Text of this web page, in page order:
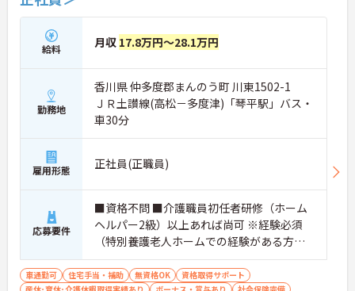
給料 月収 17.8万円～28.1万円
勤務地
香川県 仲多度郡まんのう町 川東1502-1
ＪＲ土讃線(高松－多度津)「琴平駅」バス・
車30分
雇用形態 正社員(正職員)
応募要件
■資格不問 ■介護職員初任者研修（ホーム
ヘルパー2級）以上あれば尚可 ※経験必須
（特別養護老人ホームでの経験がある方尚
可）
車通勤可 住宅手当・補助 無資格OK
資格取得サポート